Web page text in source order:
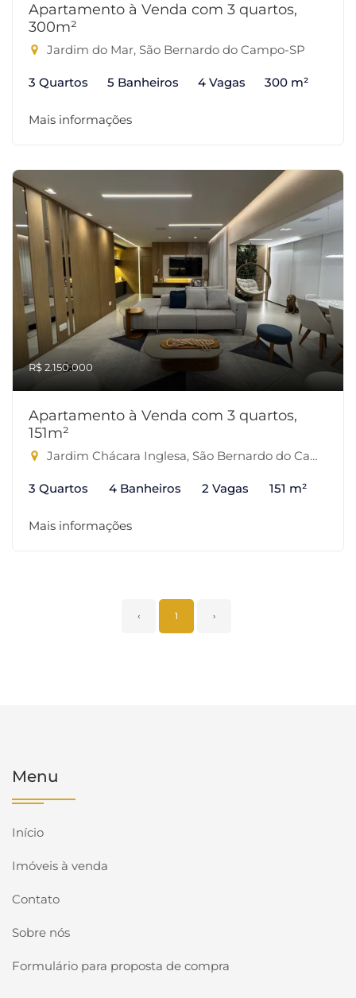
Apartamento à Venda com 3 quartos,
300m²
Jardim do Mar, São Bernardo do Campo-SP
3 Quartos 5 Banheiros 4 Vagas 300 m²
Mais informações
R$ 2.150.000
Apartamento à Venda com 3 quartos,
151m²
Jardim Chácara Inglesa, São Bernardo do Campo-SP
3 Quartos 4 Banheiros 2 Vagas 151 m²
Mais informações
‹ 1 ›
Menu
Início
Imóveis à venda
Contato
Sobre nós
Formulário para proposta de compra